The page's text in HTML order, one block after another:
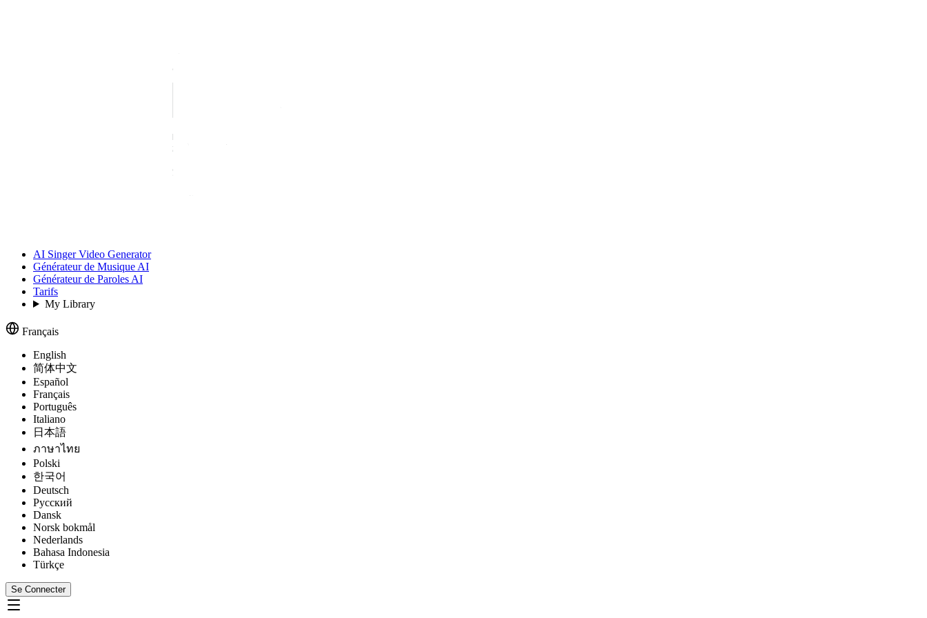
AI Singer Video Generator
Générateur de Musique AI
Générateur de Paroles AI
Tarifs
My Library
Français
English
简体中文
Español
Français
Português
Italiano
日本語
ภาษาไทย
Polski
한국어
Deutsch
Русский
Dansk
Norsk bokmål
Nederlands
Bahasa Indonesia
Türkçe
Se Connecter